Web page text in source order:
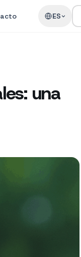
ES
una